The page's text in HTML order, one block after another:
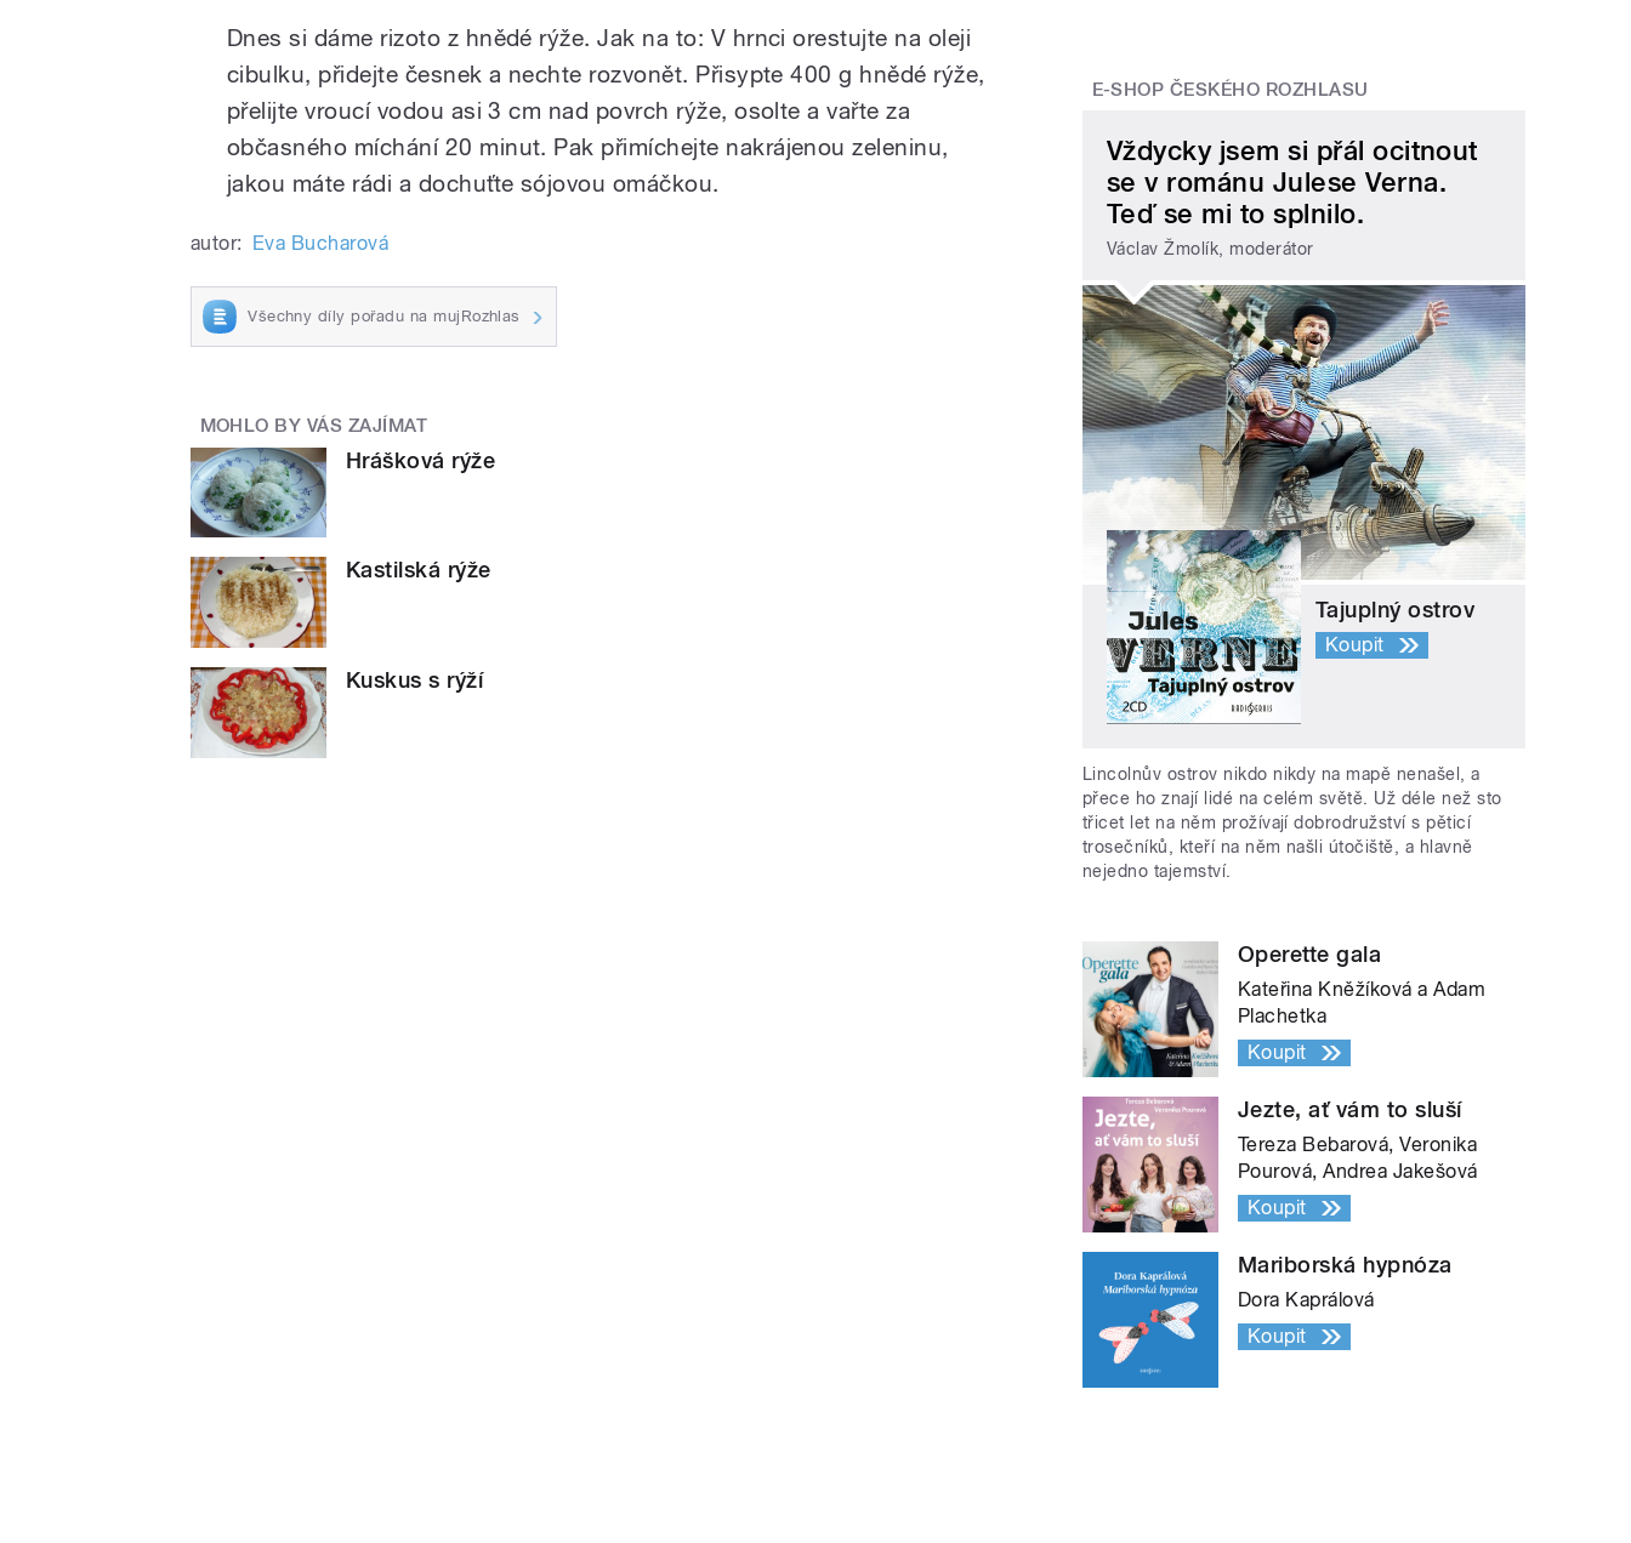
Dnes si dáme rizoto z hnědé rýže. Jak na to: V hrnci orestujte na oleji
cibulku, přidejte česnek a nechte rozvonět. Přisypte 400 g hnědé rýže,
přelijte vroucí vodou asi 3 cm nad povrch rýže, osolte a vařte za
občasného míchání 20 minut. Pak přimíchejte nakrájenou zeleninu,
jakou máte rádi a dochuťte sójovou omáčkou.
autor: Eva Bucharová
Všechny díly pořadu na mujRozhlas
MOHLO BY VÁS ZAJÍMAT
Hrášková rýže
Kastilská rýže
Kuskus s rýží
E-SHOP ČESKÉHO ROZHLASU
Vždycky jsem si přál ocitnout
se v románu Julese Verna.
Teď se mi to splnilo.
Václav Žmolík, moderátor
Tajuplný ostrov
Koupit
Lincolnův ostrov nikdo nikdy na mapě nenašel, a
přece ho znají lidé na celém světě. Už déle než sto
třicet let na něm prožívají dobrodružství s pěticí
trosečníků, kteří na něm našli útočiště, a hlavně
nejedno tajemství.
Operette gala
Kateřina Kněžíková a Adam
Plachetka
Koupit
Jezte, ať vám to sluší
Tereza Bebarová, Veronika
Pourová, Andrea Jakešová
Koupit
Mariborská hypnóza
Dora Kaprálová
Koupit